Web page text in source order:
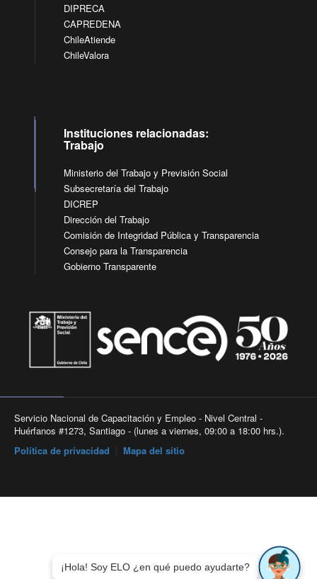
DIPRECA
CAPREDENA
ChileAtiende
ChileValora
Instituciones relacionadas:
Trabajo
Ministerio del Trabajo y Previsión Social
Subsecretaría del Trabajo
DICREP
Dirección del Trabajo
Comisión de Integridad Pública y Transparencia
Consejo para la Transparencia
Gobierno Transparente
Servicio Nacional de Capacitación y Empleo - Nivel Central -
Huérfanos #1273, Santiago - (lunes a viernes, 09:00 a 18:00 hrs.).
Política de privacidad
Mapa del sitio
¡Hola! Soy ELO ¿en qué puedo ayudarte?